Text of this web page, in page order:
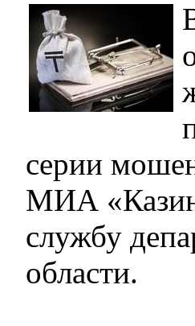
серии
МИА
службу
области.